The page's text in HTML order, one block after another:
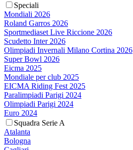
Speciali
Mondiali 2026
Roland Garros 2026
Sportmediaset Live Riccione 2026
Scudetto Inter 2026
Olimpiadi Invernali Milano Cortina 2026
Super Bowl 2026
Eicma 2025
Mondiale per club 2025
EICMA Riding Fest 2025
Paralimpiadi Parigi 2024
Olimpiadi Parigi 2024
Euro 2024
Squadra Serie A
Atalanta
Bologna